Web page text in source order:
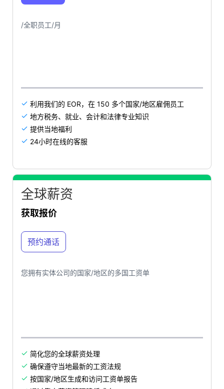
/全职员工/月
 利用我们的 EOR，在 150 多个国家/地区雇佣员工
 地方税务、就业、会计和法律专业知识
 提供当地福利
 24小时在线的客服
全球薪资
获取报价
预约通话
您拥有实体公司的国家/地区的多国工资单
 简化您的全球薪资处理
 确保遵守当地最新的工资法规
 按国家/地区生成和访问工资单报告